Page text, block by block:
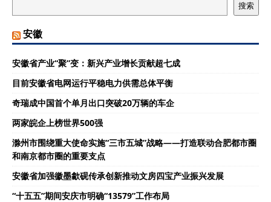
搜索
安徽
安徽省产业“聚”变：新兴产业增长贡献超七成
目前安徽省电网运行平稳电力供需总体平衡
奇瑞成中国首个单月出口突破20万辆的车企
两家皖企上榜世界500强
滁州市围绕重大使命实施“三市五城”战略——打造联动合肥都市圈
和南京都市圈的重要支点
安徽省加强徽墨歙砚传承创新推动文房四宝产业振兴发展
“十五五”期间安庆市明确“13579”工作布局